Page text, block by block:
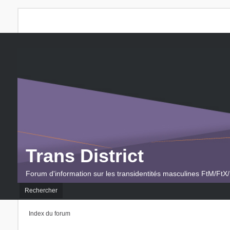
Trans District
Forum d'information sur les transidentités masculines FtM/
Rechercher
Index du forum